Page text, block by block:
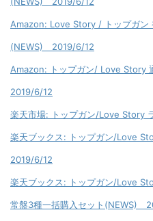
Amazon: Love Story / トップガ
(NEWS) 2019/6/12
Amazon: トップガン/ Love Story
2019/6/12
楽天市場: トップガン/Love Story
楽天ブックス: トップガン/Love
2019/6/12
楽天ブックス: トップガン/Love
常盤3種一括購入セット(NEWS)